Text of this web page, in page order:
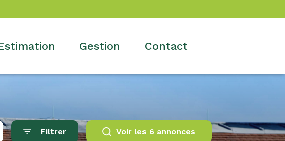
estimation gestion contact
Filtrer Voir les 6annonces